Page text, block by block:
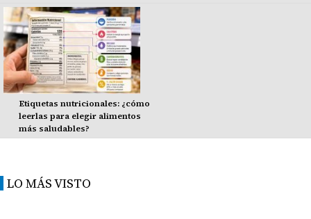
Etiquetas nutricionales: ¿cómo
leerlas para elegir alimentos
más saludables?
LO MÁS VISTO